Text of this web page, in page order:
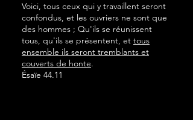
Voici, tous ceux qui y travaillent seront
confondus, et les ouvriers ne sont que
des hommes ; Qu'ils se réunissent
tous, qu'ils se présentent, et tous
ensemble ils seront tremblants et
couverts de honte.
Ésaïe 44.11